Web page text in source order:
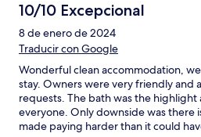
10/10 Excepcional
8 de enero de 2024
Traducir con Google
Wonderful clean accommodation,
stay. Owners were very friendly and
requests. The bath was the
everyone. Only downside was there
made paying harder than it could